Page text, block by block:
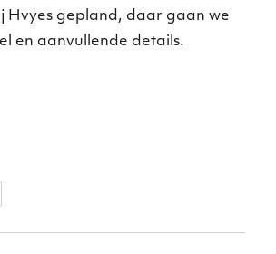
Hvyes gepland, daar gaan we
en aanvullende details.